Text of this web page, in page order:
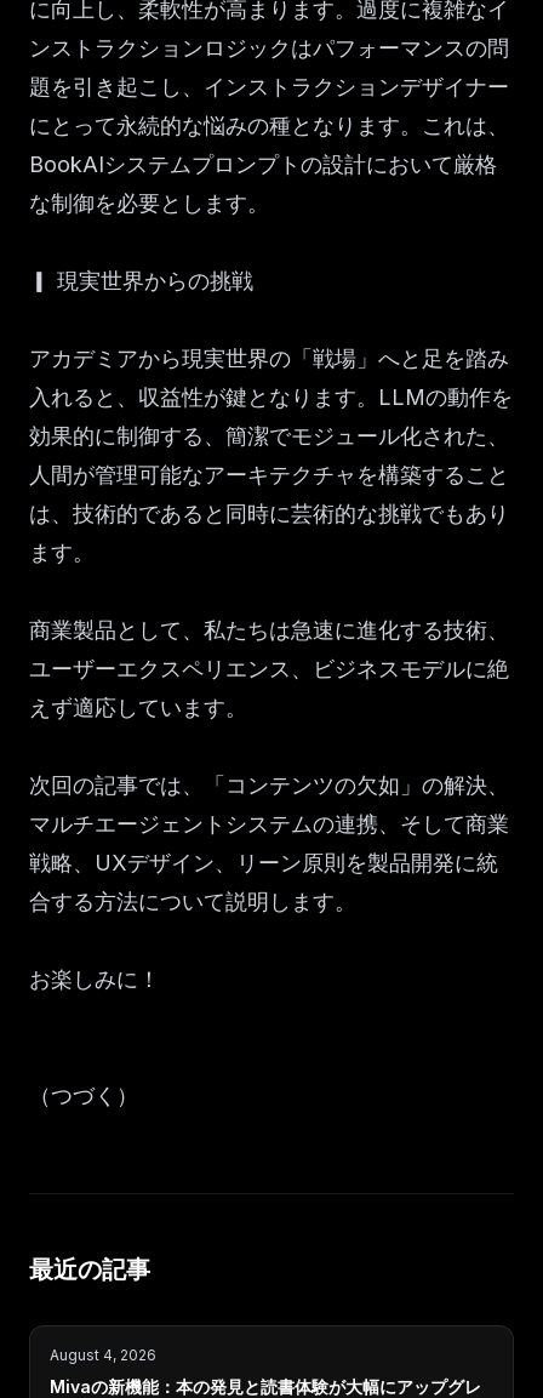
に向上し、柔軟性が高まります。過度に複雑なイ
ンストラクションロジックはパフォーマンスの問
題を引き起こし、インストラクションデザイナー
にとって永続的な悩みの種となります。これは、
BookAIシステムプロンプトの設計において厳格
な制御を必要とします。
▎ 現実世界からの挑戦
アカデミアから現実世界の「戦場」へと足を踏み
入れると、収益性が鍵となります。LLMの動作を
効果的に制御する、簡潔でモジュール化された、
人間が管理可能なアーキテクチャを構築すること
は、技術的であると同時に芸術的な挑戦でもあり
ます。
商業製品として、私たちは急速に進化する技術、
ユーザーエクスペリエンス、ビジネスモデルに絶
えず適応しています。
次回の記事では、「コンテンツの欠如」の解決、
マルチエージェントシステムの連携、そして商業
戦略、UXデザイン、リーン原則を製品開発に統
合する方法について説明します。
お楽しみに！
（つづく）
最近の記事
August 4, 2026
Mivaの新機能：本の発見と読書体験が大幅にアップグレ